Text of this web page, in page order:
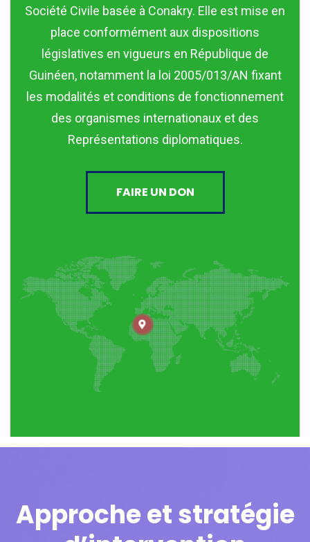
Société Civile basée à Conakry. Elle est mise en
place conformément aux dispositions
législatives en vigueurs en République de
Guinéen, notamment la loi 2005/013/AN fixant
les modalités et conditions de fonctionnement
des organismes internationaux et des
Représentations diplomatiques.
FAIRE UN DON
Approche et stratégie